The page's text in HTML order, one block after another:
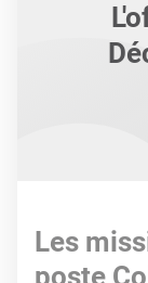
Les
poste